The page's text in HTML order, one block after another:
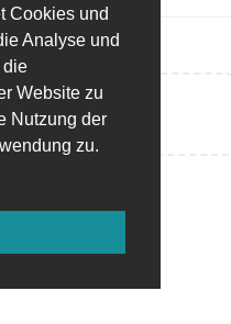
Cookies und
Analyse und
die
Website zu
Nutzung der
zu.